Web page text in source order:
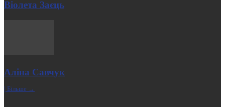
Віолета Заєць
Аліна Савчук
| Більше →